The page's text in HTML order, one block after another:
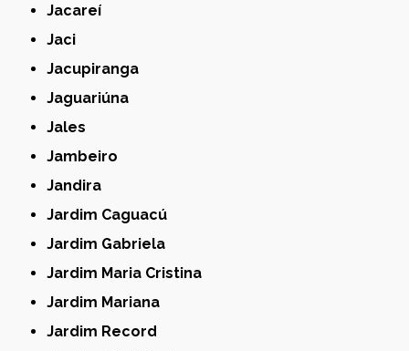
Jacareí
Jaci
Jacupiranga
Jaguariúna
Jales
Jambeiro
Jandira
Jardim Caguacú
Jardim Gabriela
Jardim Maria Cristina
Jardim Mariana
Jardim Record